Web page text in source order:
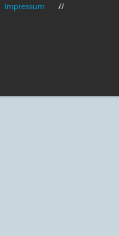
Impressum //